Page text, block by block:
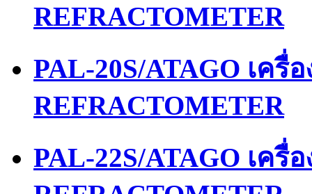
REFRACTOMETER
PAL-20S/ATAGO เครื่
REFRACTOMETER
PAL-22S/ATAGO เครื่